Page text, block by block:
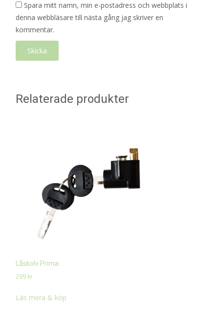
Spara mitt namn, min e-postadress och webbplats i
denna webbläsare till nästa gång jag skriver en
kommentar.
Relaterade produkter
Låskolv Prima
299 kr
Läs mera & köp